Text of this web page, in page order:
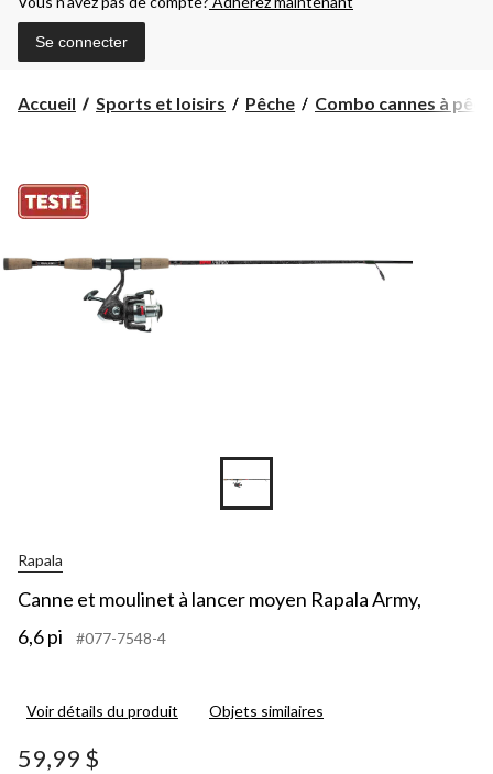
Se connecter
Accueil Sports et loisirs Pêche Combo cannes à
Rapala
Canne et moulinet à lancer moyen Rapala Army,
6,6 pi
#077-7548-4
Voir détails du produit Objets similaires
59,99 $